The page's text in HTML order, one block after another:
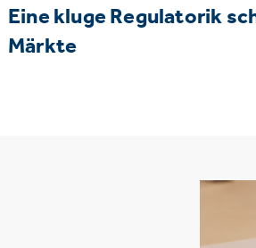
Eine kluge Regulatorik
Märkte